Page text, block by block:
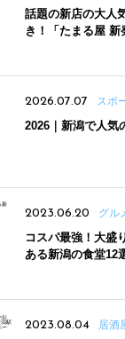
話題の新店の大人
き！「たまる屋
2026.07.07 スポ
2026｜新潟で人気
2023.06.20 グル
コスパ最強！大盛
ある新潟の食堂12
2023.08.04 居酒